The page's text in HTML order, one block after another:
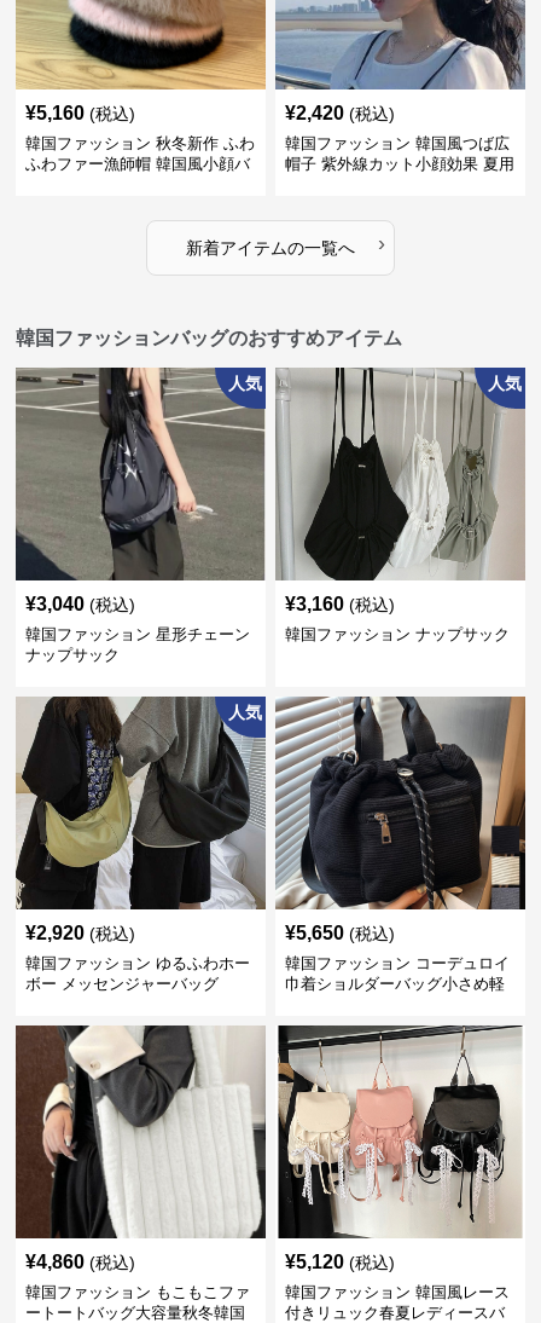
¥5,160 (税込)
韓国ファッション 秋冬新作 ふわ
ふわファー漁師帽 韓国風小顔バ
¥2,420 (税込)
韓国ファッション 韓国風つば広
帽子 紫外線カット小顔効果 夏用
新着アイテムの一覧へ ›
韓国ファッションバッグのおすすめアイテム
人気
¥3,040 (税込)
韓国ファッション 星形チェーン
ナップサック
人気
¥3,160 (税込)
韓国ファッション ナップサック
人気
¥2,920 (税込)
韓国ファッション ゆるふわホー
ボー メッセンジャーバッグ
¥5,650 (税込)
韓国ファッション コーデュロイ
巾着ショルダーバッグ小さめ軽
¥4,860 (税込)
韓国ファッション もこもこファ
ートートバッグ大容量秋冬韓国
¥5,120 (税込)
韓国ファッション 韓国風レース
付きリュック春夏レディースバ